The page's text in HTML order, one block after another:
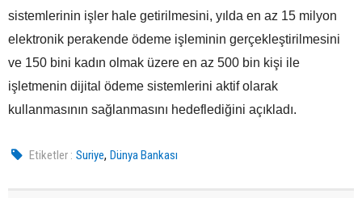
sistemlerinin işler hale getirilmesini, yılda en az 15 milyon
elektronik perakende ödeme işleminin gerçekleştirilmesini
ve 150 bini kadın olmak üzere en az 500 bin kişi ile
işletmenin dijital ödeme sistemlerini aktif olarak
kullanmasının sağlanmasını hedeflediğini açıkladı.
Etiketler : Suriye,Dünya Bankası